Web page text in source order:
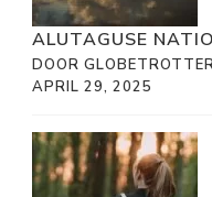
ALUTAGUSE
DOOR
APRIL 29, 2025